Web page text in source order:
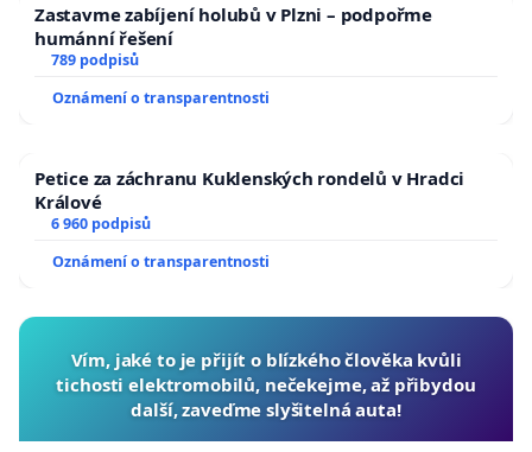
Zastavme zabíjení holubů v Plzni – podpořme
humánní řešení
789 podpisů
Oznámení o transparentnosti
Petice za záchranu Kuklenských rondelů v Hradci
Králové
6 960 podpisů
Oznámení o transparentnosti
Vím, jaké to je přijít o blízkého člověka kvůli
tichosti elektromobilů, nečekejme, až přibydou
další, zaveďme slyšitelná auta!